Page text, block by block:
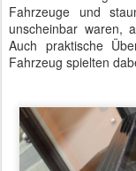
Fahrzeuge und
unscheinbar waren,
Auch praktische
Fahrzeug spielten